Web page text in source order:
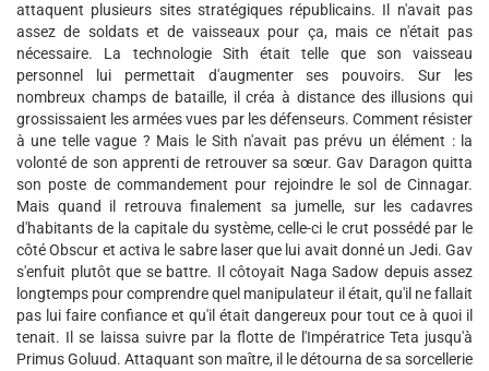
attaquent plusieurs sites stratégiques républicains. Il n'avait pas
assez de soldats et de vaisseaux pour ça, mais ce n'était pas
nécessaire. La technologie Sith était telle que son vaisseau
personnel lui permettait d'augmenter ses pouvoirs. Sur les
nombreux champs de bataille, il créa à distance des illusions qui
grossissaient les armées vues par les défenseurs. Comment résister
à une telle vague ? Mais le Sith n'avait pas prévu un élément : la
volonté de son apprenti de retrouver sa sœur. Gav Daragon quitta
son poste de commandement pour rejoindre le sol de Cinnagar.
Mais quand il retrouva finalement sa jumelle, sur les cadavres
d'habitants de la capitale du système, celle-ci le crut possédé par le
côté Obscur et activa le sabre laser que lui avait donné un Jedi. Gav
s'enfuit plutôt que se battre. Il côtoyait Naga Sadow depuis assez
longtemps pour comprendre quel manipulateur il était, qu'il ne fallait
pas lui faire confiance et qu'il était dangereux pour tout ce à quoi il
tenait. Il se laissa suivre par la flotte de l'Impératrice Teta jusqu'à
Primus Goluud. Attaquant son maître, il le détourna de sa sorcellerie